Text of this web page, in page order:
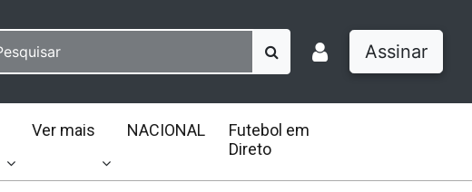
Assinar
Ver mais NACIONAL
Futebol em
Direto